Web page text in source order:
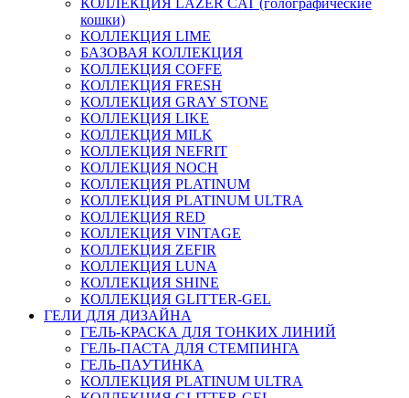
кошки)
КОЛЛЕКЦИЯ LIME
БАЗОВАЯ КОЛЛЕКЦИЯ
КОЛЛЕКЦИЯ COFFE
КОЛЛЕКЦИЯ FRESH
КОЛЛЕКЦИЯ GRAY STONE
КОЛЛЕКЦИЯ LIKE
КОЛЛЕКЦИЯ MILK
КОЛЛЕКЦИЯ NEFRIT
КОЛЛЕКЦИЯ NOCH
КОЛЛЕКЦИЯ PLATINUM
КОЛЛЕКЦИЯ PLATINUM ULTRA
КОЛЛЕКЦИЯ RED
КОЛЛЕКЦИЯ VINTAGE
КОЛЛЕКЦИЯ ZEFIR
КОЛЛЕКЦИЯ LUNA
КОЛЛЕКЦИЯ SHINE
КОЛЛЕКЦИЯ GLITTER-GEL
ГЕЛИ ДЛЯ ДИЗАЙНА
ГЕЛЬ-КРАСКА ДЛЯ ТОНКИХ ЛИНИЙ
ГЕЛЬ-ПАСТА ДЛЯ СТЕМПИНГА
ГЕЛЬ-ПАУТИНКА
КОЛЛЕКЦИЯ PLATINUM ULTRA